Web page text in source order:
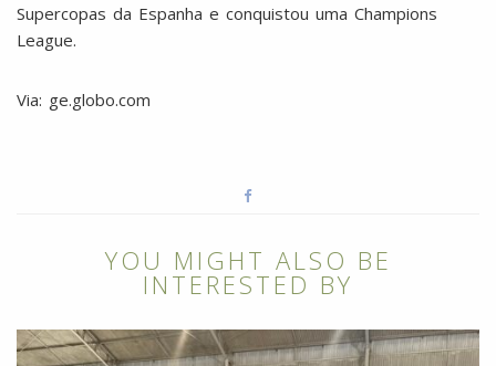
Supercopas da Espanha e conquistou uma Champions
League.
Via: ge.globo.com
YOU MIGHT ALSO BE
INTERESTED BY